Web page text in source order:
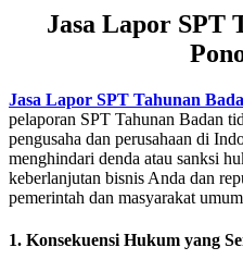
Jasa Lapor SPT
Jasa Lapor SPT Tahunan
pelaporan SPT Tahunan Badan
pengusaha dan perusahaan di
menghindari denda atau sanksi
keberlanjutan bisnis Anda dan
pemerintah dan masyarakat
1. Konsekuensi Hukum yang